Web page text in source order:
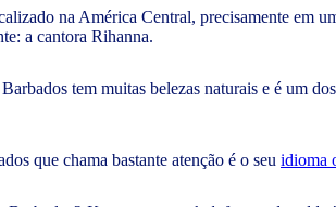
na América Central, precisamente em
a cantora Rihanna.
tem muitas belezas naturais e é um
que chama bastante atenção é o seu idioma